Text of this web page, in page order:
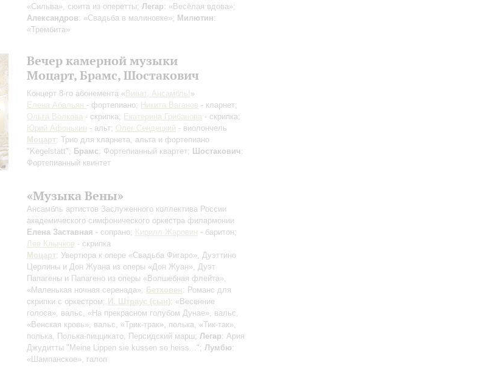
«Сильва», сюита из оперетты; Легар: «Весёлая вдова»;
Александров: «Свадьба в малиновке»; Милютин:
«Трембита»
Вечер камерной музыки
Моцарт, Брамс, Шостакович
Концерт 8-го абонемента « Виват, Ансамбль! »
Елена Абальян - фортепиано; Никита Ваганов - кларнет;
Ольга Волкова - скрипка; Екатерина Грибанова - скрипка;
Юрий Афонькин - альт; Олег Сендецкий - виолончель
Моцарт: Трио для кларнета, альта и фортепиано
"Kegelstatt"; Брамс: Фортепианный квартет; Шостакович:
Фортепианный квинтет
«Музыка Вены»
Ансамбль артистов Заслуженного коллектива России
академического симфонического оркестра филармонии
Елена Заставная - сопрано; Кирилл Жаровин - баритон;
Лев Клычков - скрипка
Моцарт: Увертюра к опере «Свадьба Фигаро», Дуэттино
Церлины и Дон Жуана из оперы «Дон Жуан», Дуэт
Папагены и Папагено из оперы «Волшебная флейта»,
«Маленькая ночная серенада»; Бетховен: Романс для
скрипки с оркестром; И. Штраус (сын): «Весенние
голоса», вальс, «На прекрасном голубом Дунае», вальс,
«Венская кровь», вальс, «Трик-трак», полька, «Тик-так»,
полька, Полька-пиццикато, Персидский марш; Легар: Ария
Джудитты "Meine Lippen sie kussen so heiss..."; Лумбю:
«Шампанское», галоп